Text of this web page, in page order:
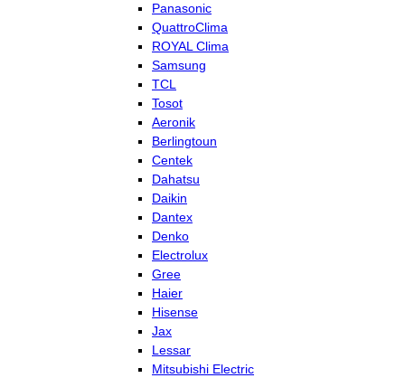
Panasonic
QuattroClima
ROYAL Clima
Samsung
TCL
Tosot
Aeronik
Berlingtoun
Centek
Dahatsu
Daikin
Dantex
Denko
Electrolux
Gree
Haier
Hisense
Jax
Lessar
Mitsubishi Electric